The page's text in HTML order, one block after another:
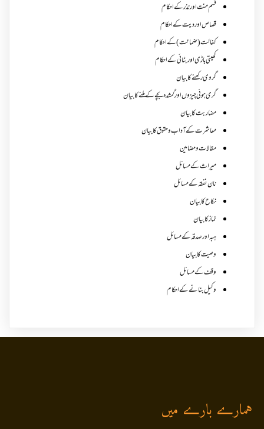
قسم منت اور نذر کے احکام
قصاص اور دیت کے احکام
کفالت (ضمانت) کے احکام
کھیتی باڑی اور بٹائی کے احکام
گروی رکھنے کا بیان
گری ہوئی چیزوں اورگمشدہ بچے کے ملنے کا بیان
مضاربت کا بیان
معاشرت کے آداب و حقوق کا بیان
مقالات ومضامین
میراث کے مسائل
نان نفقہ کے مسائل
نکاح کا بیان
نماز کا بیان
ہبہ اور صدقہ کے مسائل
وصیت کا بیان
وقف کے مسائل
وکیل بنانے کے احکام
ہمارے بارے میں